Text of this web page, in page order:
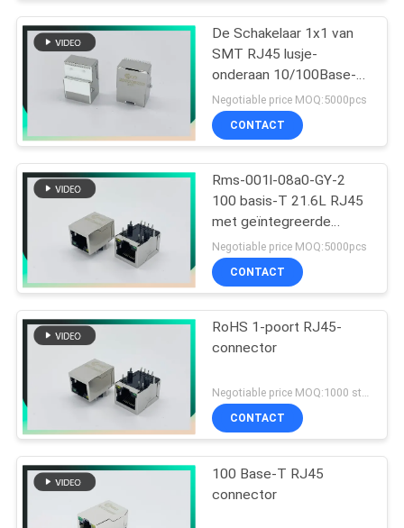
De Schakelaar 1x1 van
SMT RJ45 lusje-
onderaan 10/100Base-t
MIC26023-5134W-LF3
PHCONN
Negotiable price MOQ:5000pcs
CONTACT
Rms-001l-08a0-GY-2
100 basis-T 21.6L RJ45
met geïntegreerde
magnetics met G/Y LEDs
Negotiable price MOQ:5000pcs
CONTACT
RoHS 1-poort RJ45-
connector
Negotiable price MOQ:1000 stuks
CONTACT
100 Base-T RJ45
connector